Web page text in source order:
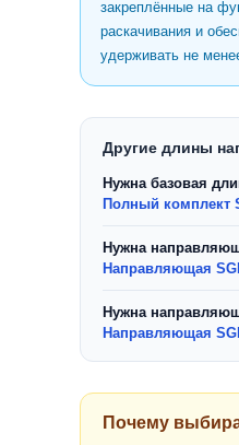
закреплённые на
раскачивания и
удерживать не
Другие длины
Нужна базовая
Полный комплект
Нужна
Направляющая
Нужна
Направляющая
Почему